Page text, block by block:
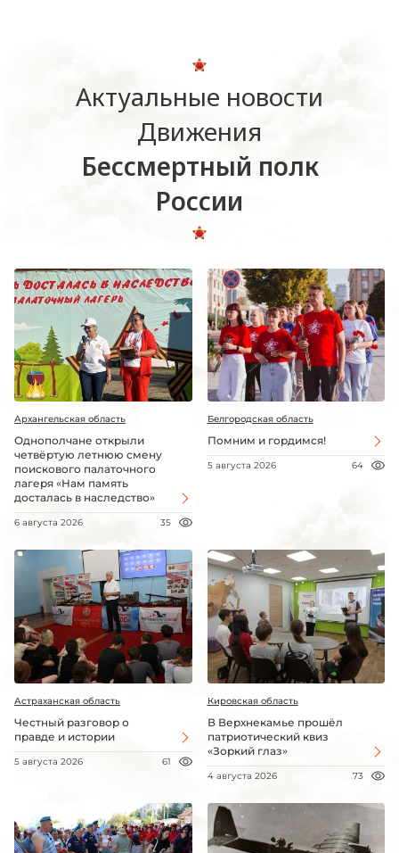
Актуальные новости
Движения
Бессмертный полк
России
Архангельская область
Однополчане открыли
четвёртую летнюю смену
поискового палаточного
лагеря «Нам память
досталась в наследство»
6 августа 2026 35
Белгородская область
Помним и гордимся!
5 августа 2026 64
Астраханская область
Честный разговор о
правде и истории
5 августа 2026 61
Кировская область
В Верхнекамье прошёл
патриотический квиз
«Зоркий глаз»
4 августа 2026 73